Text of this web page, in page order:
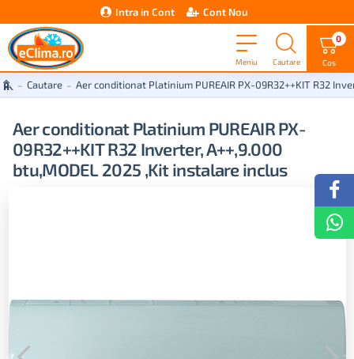
Intra in Cont Cont Nou
0
Cautare Aer conditionat Platinium PUREAIR PX-09R32++KIT R32
Aer conditionat Platinium PUREAIR PX-
09R32++KIT R32 Inverter, A++,9.000
btu,MODEL 2025 ,Kit instalare inclus